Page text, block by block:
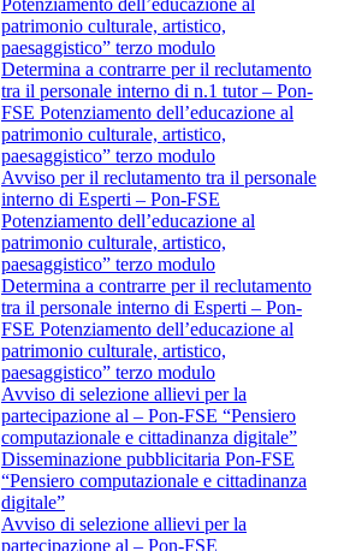
Potenziamento dell’educazione al
patrimonio culturale, artistico,
paesaggistico” terzo modulo
Determina a contrarre per il reclutamento
tra il personale interno di n.1 tutor – Pon-
FSE Potenziamento dell’educazione al
patrimonio culturale, artistico,
paesaggistico” terzo modulo
Avviso per il reclutamento tra il personale
interno di Esperti – Pon-FSE
Potenziamento dell’educazione al
patrimonio culturale, artistico,
paesaggistico” terzo modulo
Determina a contrarre per il reclutamento
tra il personale interno di Esperti – Pon-
FSE Potenziamento dell’educazione al
patrimonio culturale, artistico,
paesaggistico” terzo modulo
Avviso di selezione allievi per la
partecipazione al – Pon-FSE “Pensiero
computazionale e cittadinanza digitale”
Disseminazione pubblicitaria Pon-FSE
“Pensiero computazionale e cittadinanza
digitale”
Avviso di selezione allievi per la
partecipazione al – Pon-FSE